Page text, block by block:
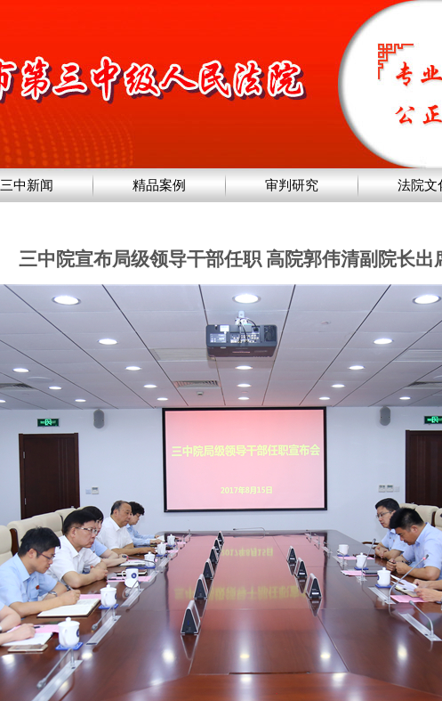
三中新闻 精品案例 审判研究 法院文
三中院宣布局级领导干部任职 高院郭伟清副院长出